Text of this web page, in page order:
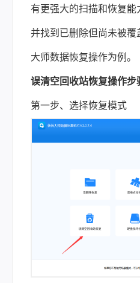
有更强大的扫描和恢复
并找到已删除但尚未被
大师数据恢复操作为例。
误清空回收站恢复操作步
第一步、选择恢复模式